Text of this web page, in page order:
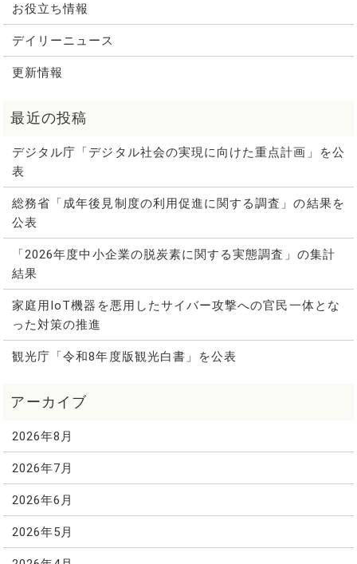
お役立ち情報
デイリーニュース
更新情報
デジタル庁「デジタル社会の実現に向けた重点計画」を公
表
総務省「成年後見制度の利用促進に関する調査」の結果を
公表
「2026年度中小企業の脱炭素に関する実態調査」の集計
結果
家庭用IoT機器を悪用したサイバー攻撃への官民一体とな
った対策の推進
観光庁「令和8年度版観光白書」を公表
2026年8月
2026年7月
2026年6月
2026年5月